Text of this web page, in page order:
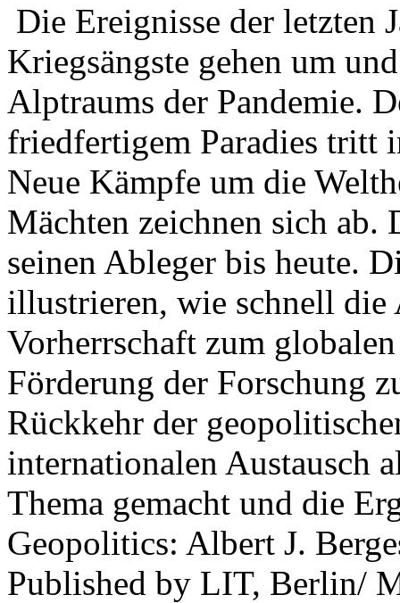
Die Ereignisse der letzten
Kriegsängste gehen um
Alptraums der Pandemie.
friedfertigem Paradies tritt
Neue Kämpfe um die
Mächten zeichnen sich
seinen Ableger bis heute.
illustrieren, wie schnell die
Vorherrschaft zum
Förderung der Forschung
Rückkehr der
internationalen Austausch
Thema gemacht und die
Geopolitics: Albert J.
Published by LIT, Berlin/